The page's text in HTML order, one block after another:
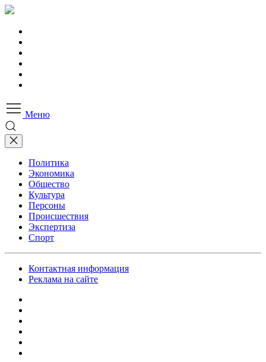
Меню
Политика
Экономика
Общество
Культура
Персоны
Происшествия
Экспертиза
Спорт
Контактная информация
Реклама на сайте